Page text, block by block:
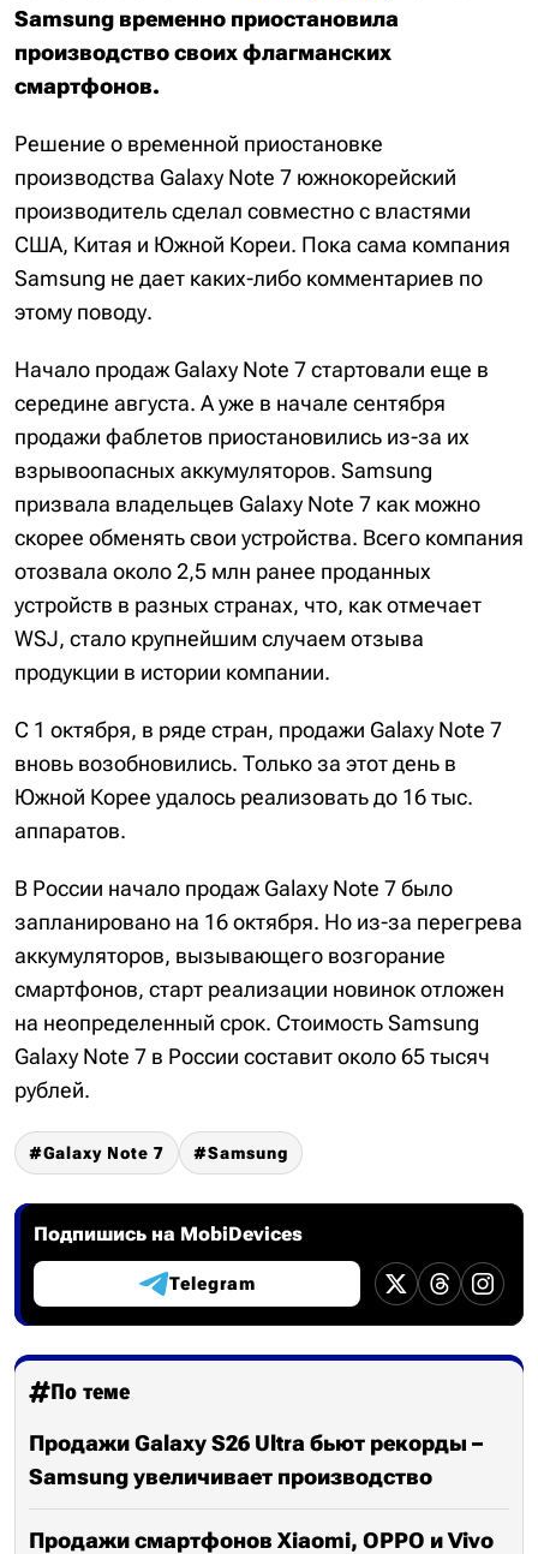
Samsung временно приостановила
производство своих флагманских
смартфонов.
Решение о временной приостановке
производства Galaxy Note 7 южнокорейский
производитель сделал совместно с властями
США, Китая и Южной Кореи. Пока сама компания
Samsung не дает каких-либо комментариев по
этому поводу.
Начало продаж Galaxy Note 7 стартовали еще в
середине августа. А уже в начале сентября
продажи фаблетов приостановились из-за их
взрывоопасных аккумуляторов. Samsung
призвала владельцев Galaxy Note 7 как можно
скорее обменять свои устройства. Всего компания
отозвала около 2,5 млн ранее проданных
устройств в разных странах, что, как отмечает
WSJ, стало крупнейшим случаем отзыва
продукции в истории компании.
С 1 октября, в ряде стран, продажи Galaxy Note 7
вновь возобновились. Только за этот день в
Южной Корее удалось реализовать до 16 тыс.
аппаратов.
В России начало продаж Galaxy Note 7 было
запланировано на 16 октября. Но из-за перегрева
аккумуляторов, вызывающего возгорание
смартфонов, старт реализации новинок отложен
на неопределенный срок. Стоимость Samsung
Galaxy Note 7 в России составит около 65 тысяч
рублей.
Galaxy Note 7 Samsung
Подпишись на MobiDevices
Telegram
По теме
Продажи Galaxy S26 Ultra бьют рекорды –
Samsung увеличивает производство
Продажи смартфонов Xiaomi, OPPO и Vivo